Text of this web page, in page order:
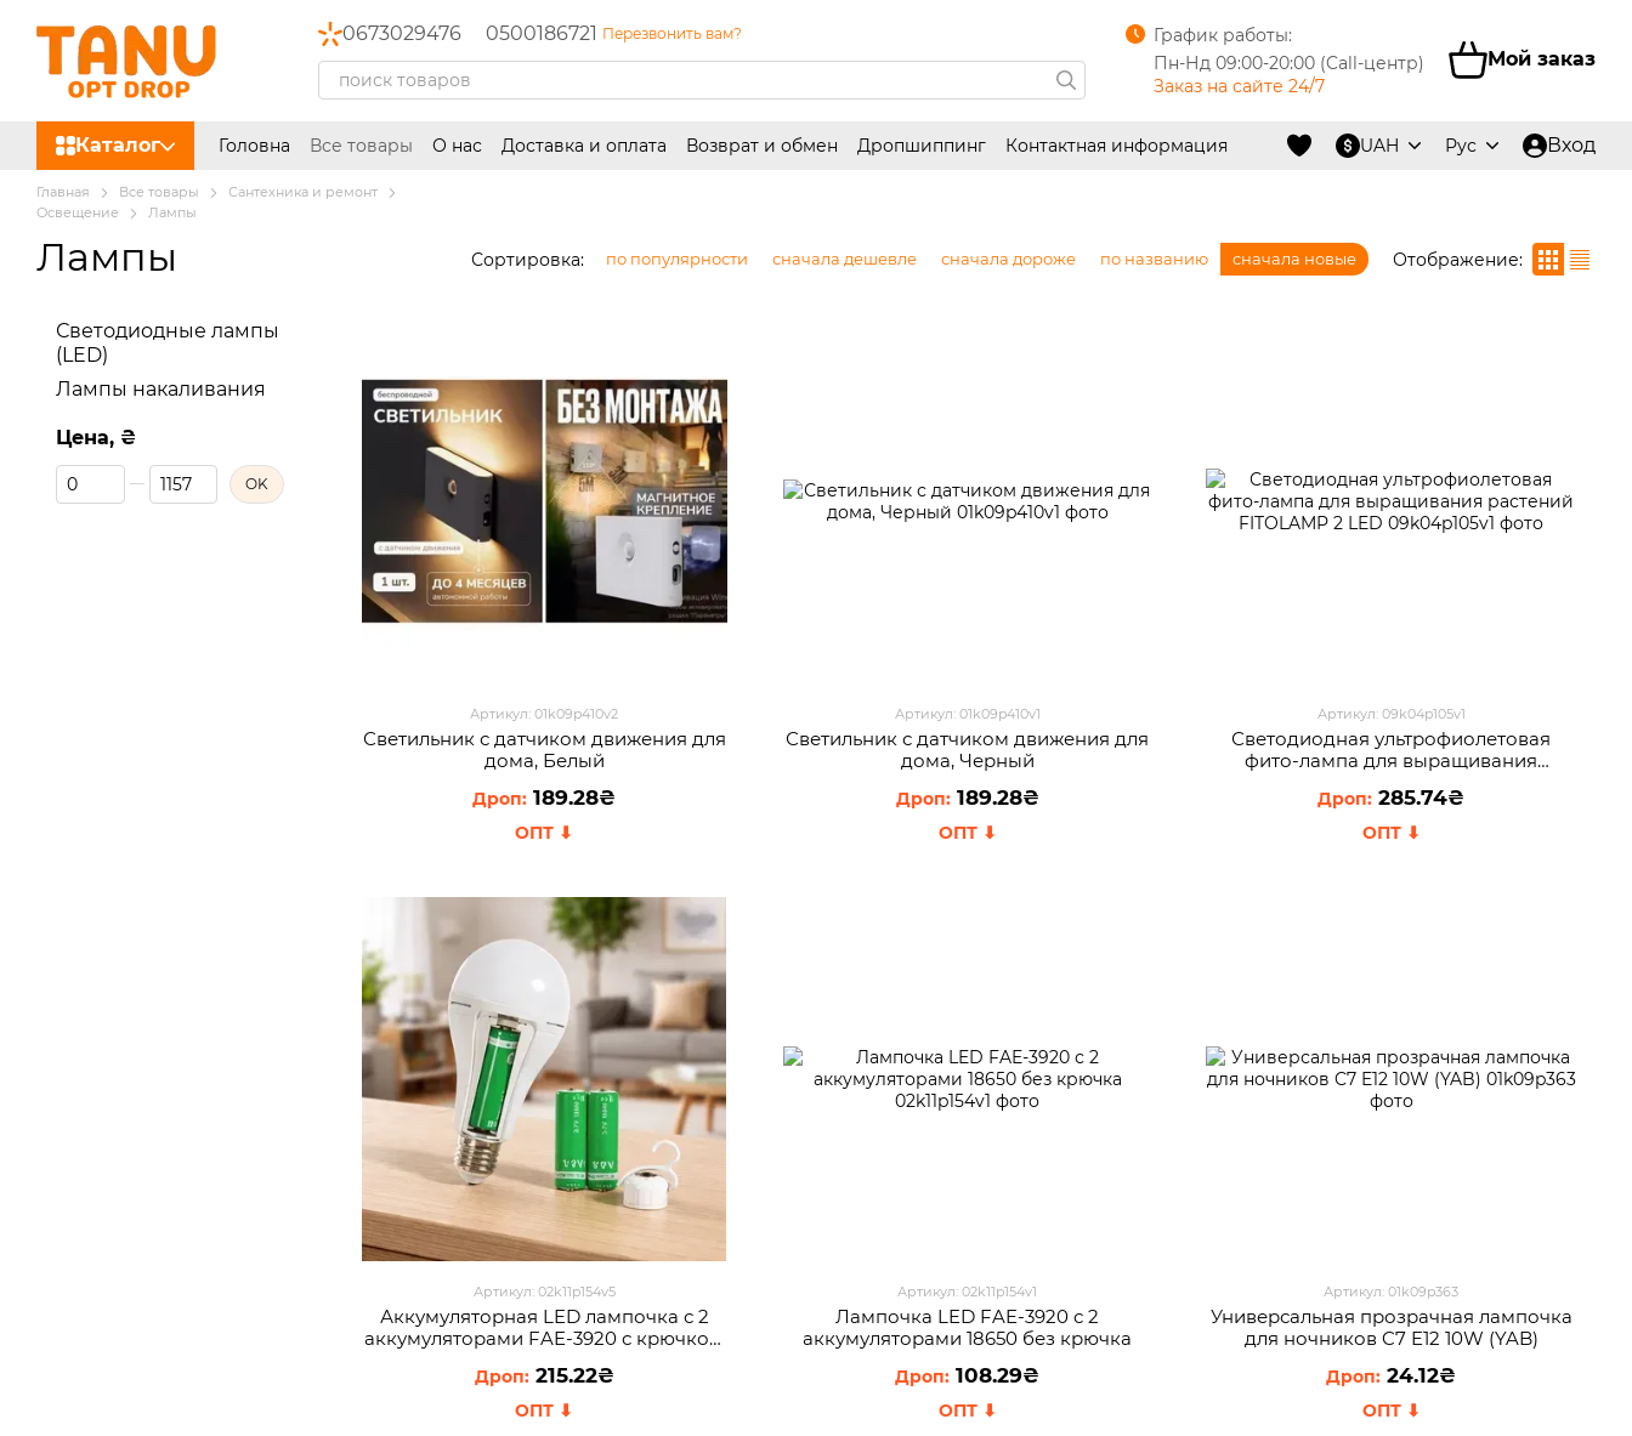
0673029476 0500186721 Перезвонить вам?
График работы:
Пн-Нд 09:00-20:00 (Call-центр)
Заказ на сайте 24/7
Мой заказ
Каталог Головна Все товары О нас Доставка и оплата Возврат и обмен Дропшиппинг Контактная информация UAH Рус Вход
Главная Все товары
Сантехника и ремонт
Освещение
Лампы
Лампы Сортировка: по популярности сначала дешевле сначала дороже по названию сначала новые Отображение:
Артикул: 01k09p410v2
Светильник с датчиком движения для
дома, Белый
189.28₴
Артикул: 01k09p410v1
Светильник с датчиком движения для
дома, Черный
189.28₴
Артикул: 09k04p105v1
Светодиодная ультрофиолетовая
фито-лампа для выращивания
285.74₴
Артикул: 02k11p154v5
Аккумуляторная LED лампочка с 2
аккумуляторами FAE-3920 с крючком
215.22₴
Артикул: 02k11p154v1
Лампочка LED FAE-3920 с 2
аккумуляторами 18650 без крючка
108.29₴
Артикул: 01k09p363
Универсальная прозрачная лампочка
для ночников C7 E12 10W (YAB)
24.12₴
Светодиодные лампы
(LED)
Лампы накаливания
Цена, ₴
От Цена, ₴
До Цена, ₴ OK